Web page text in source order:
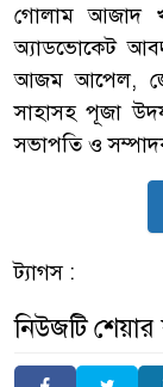
গোলাম আজাদ
অ্যাডভোকেট
আজম আপেল,
সাহাসহ পূজা
সভাপতি ও
ট্যাগস :
নিউজটি